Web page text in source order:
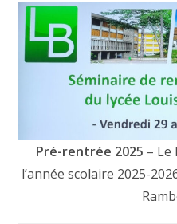
Pré-rentrée 2025 – Le
l’année scolaire 2025-